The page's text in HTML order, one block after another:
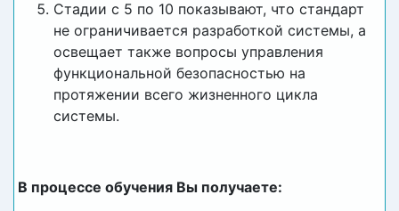
Стадии с 5 по 10 показывают, что стандарт
не ограничивается разработкой системы, а
освещает также вопросы управления
функциональной безопасностью на
протяжении всего жизненного цикла
системы.
В процессе обучения Вы получаете: